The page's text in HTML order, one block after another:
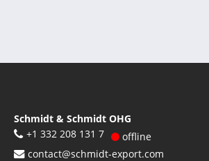
Schmidt & Schmidt OHG
+1 332 208 131 7
offline
contact@schmidt-export.com